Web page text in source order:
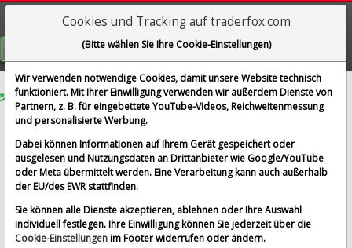
Visualizations
GRATIS REGISTRIEREN
Tempus AI Inc.Renditedreieck
Basiswert wählen
Infront DE 40 Infront USA 500 Infront USA Industrial
Cookies und Tracking auf traderfox.com
(Bitte wählen Sie Ihre Cookie-Einstellungen)
Wir verwenden notwendige Cookies, damit unsere Website technisch
funktioniert. Mit Ihrer Einwilligung verwenden wir außerdem Dienste von
Partnern, z. B. für eingebettete YouTube-Videos, Reichweitenmessung
und personalisierte Werbung.
Dabei können Informationen auf Ihrem Gerät gespeichert oder
ausgelesen und Nutzungsdaten an Drittanbieter wie Google/YouTube
oder Meta übermittelt werden. Eine Verarbeitung kann auch außerhalb
der EU/des EWR stattfinden.
Sie können alle Dienste akzeptieren, ablehnen oder Ihre Auswahl
individuell festlegen. Ihre Einwilligung können Sie jederzeit über die
Cookie-Einstellungenim Footer widerrufen oder ändern.